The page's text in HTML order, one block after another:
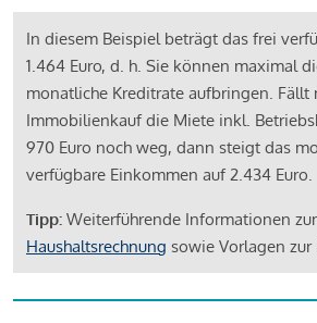
In diesem Beispiel beträgt das frei
1.464 Euro, d. h. Sie können maximal
monatliche Kreditrate aufbringen. Fällt
Immobilienkauf die Miete inkl.
970 Euro noch weg, dann steigt das
verfügbare Einkommen auf 2.434 Euro.
Tipp: Weiterführende Informationen
Haushaltsrechnung sowie Vorlagen